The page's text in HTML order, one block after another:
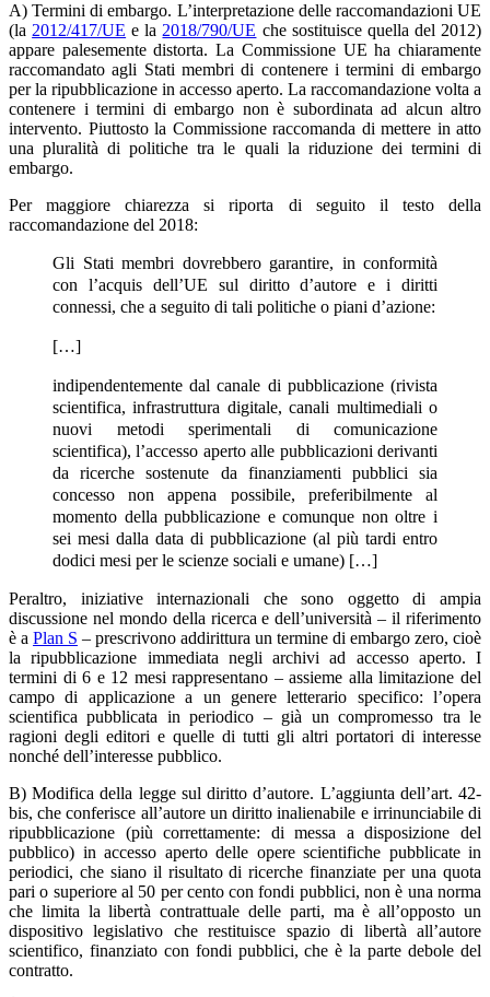
A) Termini di embargo. L’interpretazione delle raccomandazioni UE
(la 2012/417/UE e la 2018/790/UE che sostituisce quella del 2012)
appare palesemente distorta. La Commissione UE ha chiaramente
raccomandato agli Stati membri di contenere i termini di embargo
per la ripubblicazione in accesso aperto. La raccomandazione volta a
contenere i termini di embargo non è subordinata ad alcun altro
intervento. Piuttosto la Commissione raccomanda di mettere in atto
una pluralità di politiche tra le quali la riduzione dei termini di
embargo.
Per maggiore chiarezza si riporta di seguito il testo della
raccomandazione del 2018:
Gli Stati membri dovrebbero garantire, in conformità
con l’acquis dell’UE sul diritto d’autore e i diritti
connessi, che a seguito di tali politiche o piani d’azione:
[…]
indipendentemente dal canale di pubblicazione (rivista
scientifica, infrastruttura digitale, canali multimediali o
nuovi metodi sperimentali di comunicazione
scientifica), l’accesso aperto alle pubblicazioni derivanti
da ricerche sostenute da finanziamenti pubblici sia
concesso non appena possibile, preferibilmente al
momento della pubblicazione e comunque non oltre i
sei mesi dalla data di pubblicazione (al più tardi entro
dodici mesi per le scienze sociali e umane) […]
Peraltro, iniziative internazionali che sono oggetto di ampia
discussione nel mondo della ricerca e dell’università – il riferimento
è a Plan S – prescrivono addirittura un termine di embargo zero, cioè
la ripubblicazione immediata negli archivi ad accesso aperto. I
termini di 6 e 12 mesi rappresentano – assieme alla limitazione del
campo di applicazione a un genere letterario specifico: l’opera
scientifica pubblicata in periodico – già un compromesso tra le
ragioni degli editori e quelle di tutti gli altri portatori di interesse
nonché dell’interesse pubblico.
B) Modifica della legge sul diritto d’autore. L’aggiunta dell’art. 42-
bis, che conferisce all’autore un diritto inalienabile e irrinunciabile di
ripubblicazione (più correttamente: di messa a disposizione del
pubblico) in accesso aperto delle opere scientifiche pubblicate in
periodici, che siano il risultato di ricerche finanziate per una quota
pari o superiore al 50 per cento con fondi pubblici, non è una norma
che limita la libertà contrattuale delle parti, ma è all’opposto un
dispositivo legislativo che restituisce spazio di libertà all’autore
scientifico, finanziato con fondi pubblici, che è la parte debole del
contratto.